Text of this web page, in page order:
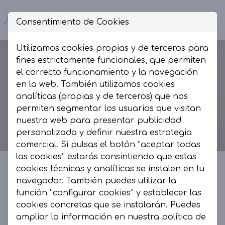
La Presumida by AR
La Presumida es un espacio de moda, muy
Consentimiento de Cookies
Utilizamos cookies propias y de terceros para
fines estrictamente funcionales, que permiten
el correcto funcionamiento y la navegación
en la web. También utilizamos cookies
analíticas (propias y de terceros) que nos
permiten segmentar los usuarios que visitan
nuestra web para presentar publicidad
personalizada y definir nuestra estrategia
comercial. Si pulsas el botón “aceptar todas
las cookies” estarás consintiendo que estas
cookies técnicas y analíticas se instalen en tu
navegador. También puedes utilizar la
función “configurar cookies” y establecer las
cookies concretas que se instalarán. Puedes
ampliar la información en nuestra política de